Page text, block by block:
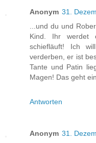
Anonym 31.
...und du und
Kind. Ihr werdet
schiefläuft! Ich
verderben, er ist
Tante und Patin
Magen! Das geht
Antworten
Anonym 31.